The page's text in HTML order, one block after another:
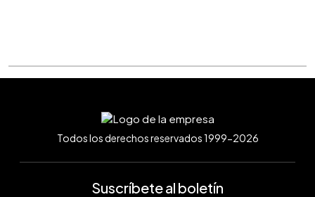
Todos los derechos reservados 1999-2026
Suscríbete al boletín